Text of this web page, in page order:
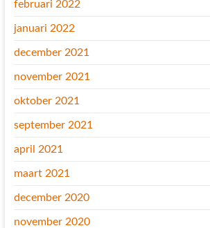
februari 2022
januari 2022
december 2021
november 2021
oktober 2021
september 2021
april 2021
maart 2021
december 2020
november 2020